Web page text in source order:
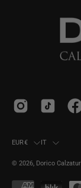
Paese
EUR€ Lingua
IT
© 2026, Dorico